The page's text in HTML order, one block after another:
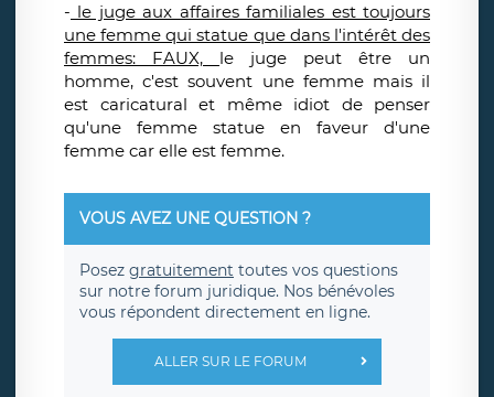
- le juge aux affaires familiales est toujours
une femme qui statue que dans l'intérêt des
femmes: FAUX, le juge peut être un
homme, c'est souvent une femme mais il
est caricatural et même idiot de penser
qu'une femme statue en faveur d'une
femme car elle est femme.
VOUS AVEZ UNE QUESTION ?
Posez gratuitement toutes vos questions
sur notre forum juridique. Nos bénévoles
vous répondent directement en ligne.
ALLER SUR LE FORUM